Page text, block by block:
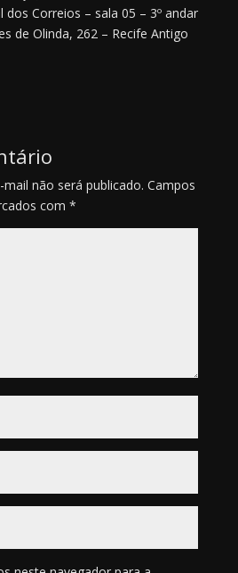
dos Correios – sala 05 – 3º andar
de Olinda, 262 – Recife Antigo
não será publicado. Campos
com *